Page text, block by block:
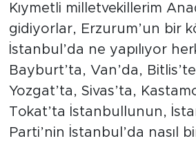
Kıymetli milletvekillerim
gidiyorlar, Erzurum’un bir
İstanbul’da ne yapılıyor
Bayburt’ta, Van’da,
Yozgat’ta, Sivas’ta,
Tokat’ta İstanbullunun,
Parti’nin İstanbul’da nasıl